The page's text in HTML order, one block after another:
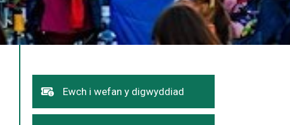
Ewch i wefan y digwyddiad
yn